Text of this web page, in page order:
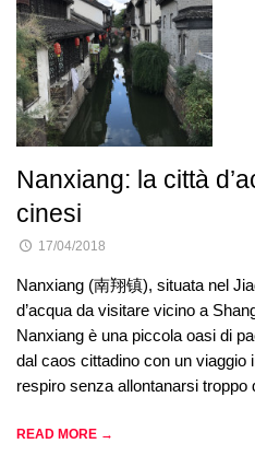
Nanxiang: la città
cinesi
17/04/2018
Nanxiang (南翔镇), situata nel
d’acqua da visitare vicino a
Nanxiang è una piccola oasi di
dal caos cittadino con un viaggio
respiro senza allontanarsi
READ MORE →